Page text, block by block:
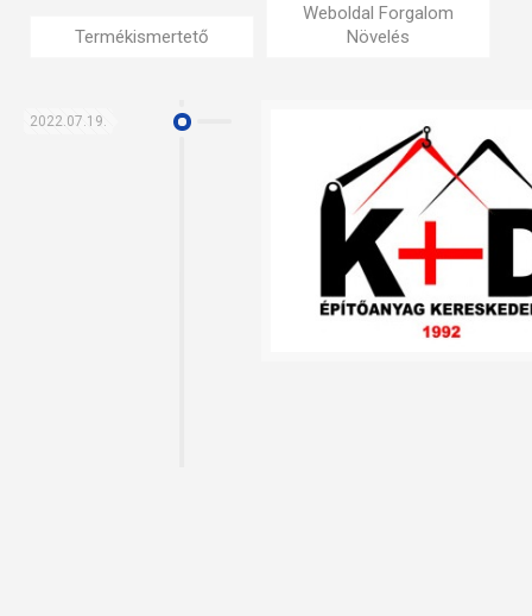
Termékismertető
Weboldal Forgalom
Növelés
2022.07.19.